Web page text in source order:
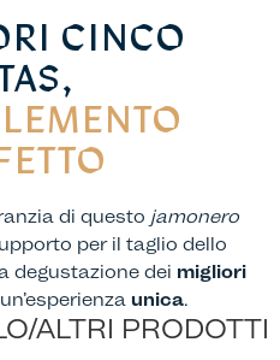
CINCO
di questo jamonero
per il taglio dello
degustazione dei migliori
unica.
ALTRI PRODOTTI